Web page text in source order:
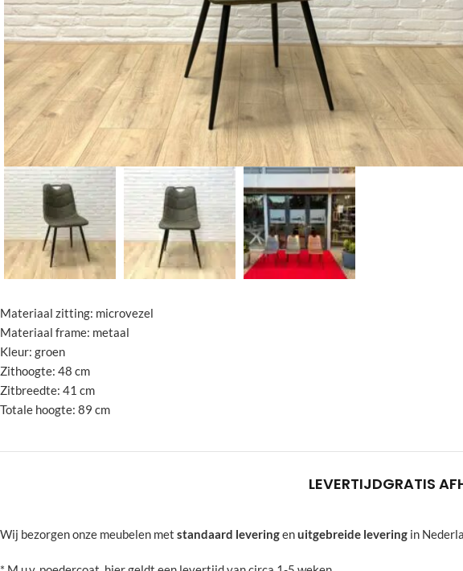
Materiaal zitting: microvezel
Materiaal frame: metaal
Kleur: groen
Zithoogte: 48 cm
Zitbreedte: 41 cm
Totale hoogte: 89 cm
LEVERTIJDGRATIS
Wij bezorgen onze meubelen met standaard leveringenuitgebreide levering in